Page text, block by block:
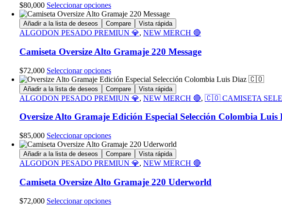
$80,000 Seleccionar opcionesEste
producto
tiene
múltiples
Las
opciones
pueden
elegir
en
la
de
Añadir a la lista de deseos Compare Vista rápida
ALGODON PESADO PREMIUN 💎, NEW MERCH 🔴
Camiseta Oversize Alto Gramaje 220 Message
$72,000 Seleccionar opcionesEste
producto
tiene
múltiples
Las
opciones
pueden
elegir
en
la
de
Añadir a la lista de deseos Compare Vista rápida
ALGODON PESADO PREMIUN 💎, NEW MERCH 🔴, 🇨🇴 CAMISETA
Oversize Alto Gramaje Edición Especial Selección Colombia
$85,000 Seleccionar opcionesEste
producto
tiene
múltiples
Las
opciones
pueden
Añadir a la lista de deseos Compare Vista rápida
ALGODON PESADO PREMIUN 💎, NEW MERCH 🔴
Camiseta Oversize Alto Gramaje 220 Uderworld
$72,000 Seleccionar opcionesEste